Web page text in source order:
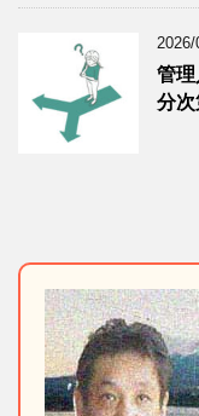
2026/
管理
分次